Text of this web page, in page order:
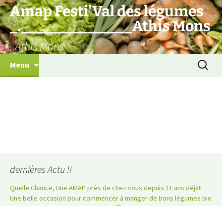
Aller
au
contenu
Amap Festi'Val des légumes
_._______________Athis Mons
..Athis Mons
Menu
dernières Actu !!
Quelle Chance, Une AMAP près de chez vous depuis 11 ans déjà!!
Une belle occasion pour commencer à manger de bons légumes bio